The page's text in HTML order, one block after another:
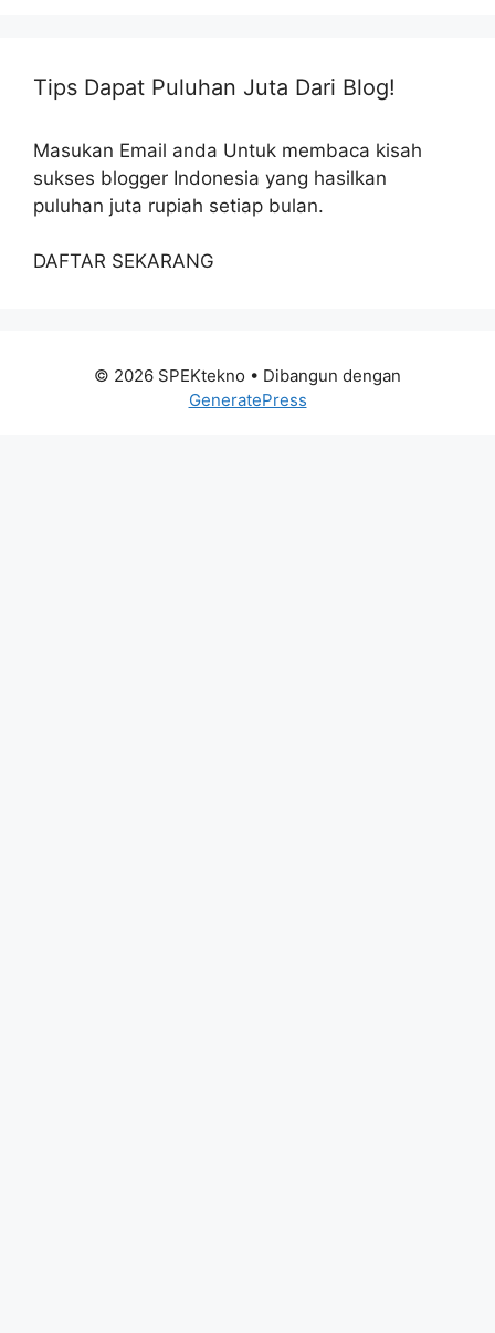
Tips Dapat Puluhan Juta Dari Blog!
Masukan Email anda Untuk membaca kisah
sukses blogger Indonesia yang hasilkan
puluhan juta rupiah setiap bulan.
DAFTAR SEKARANG
© 2026 SPEKtekno • Dibangun dengan
GeneratePress